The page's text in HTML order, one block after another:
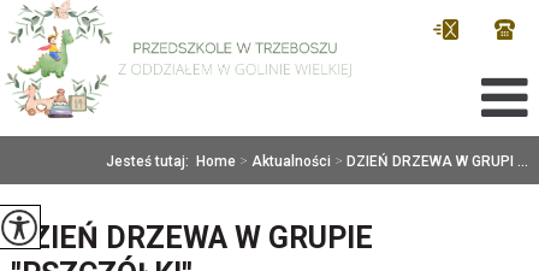
Jesteś tutaj: Home > Aktualności > DZIEŃ DRZEWA W GRUPI ...
DZIEŃ DRZEWA W GRUPIE